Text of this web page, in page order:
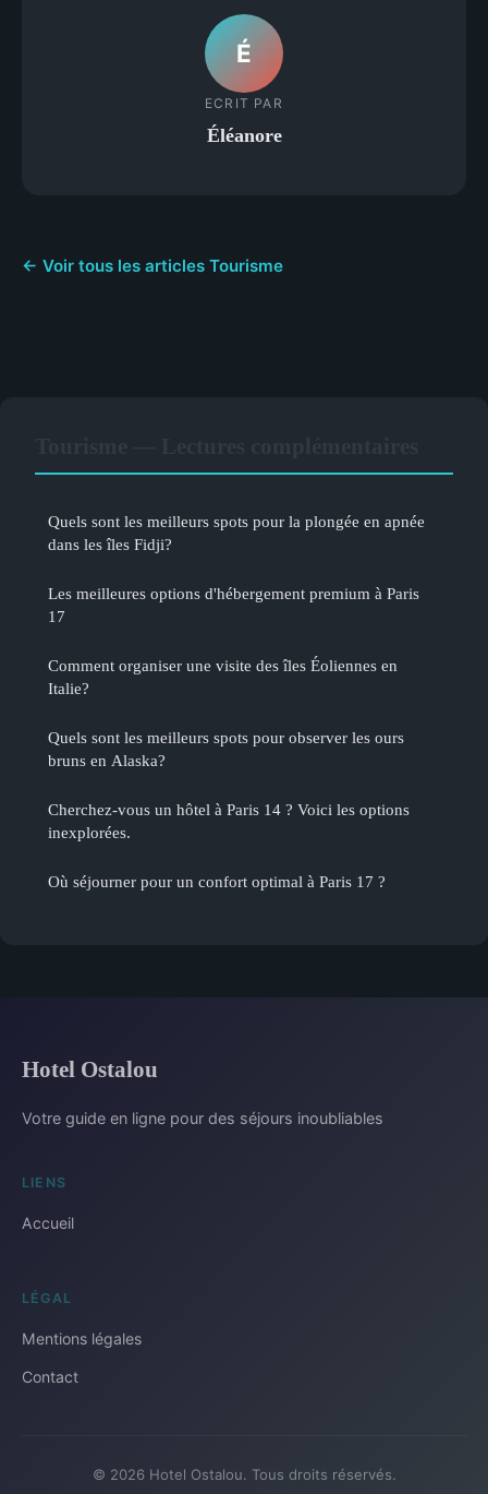
É
ECRIT PAR
Éléanore
← Voir tous les articles Tourisme
Quels sont les meilleurs spots pour la plongée en apnée
dans les îles Fidji?
Les meilleures options d'hébergement premium à Paris
17
Comment organiser une visite des îles Éoliennes en
Italie?
Quels sont les meilleurs spots pour observer les ours
bruns en Alaska?
Cherchez-vous un hôtel à Paris 14 ? Voici les options
inexplorées.
Où séjourner pour un confort optimal à Paris 17 ?
Hotel Ostalou
Votre guide en ligne pour des séjours inoubliables
LIENS
Accueil
LÉGAL
Mentions légales
Contact
© 2026 Hotel Ostalou. Tous droits réservés.